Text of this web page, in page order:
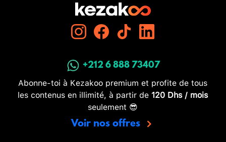
+212 6 888 73407
Abonne-toi à Kezakoo premium et profite de tous
les contenus en illimité, à partir de 120 Dhs / mois
seulement 😎
Voir nos offres